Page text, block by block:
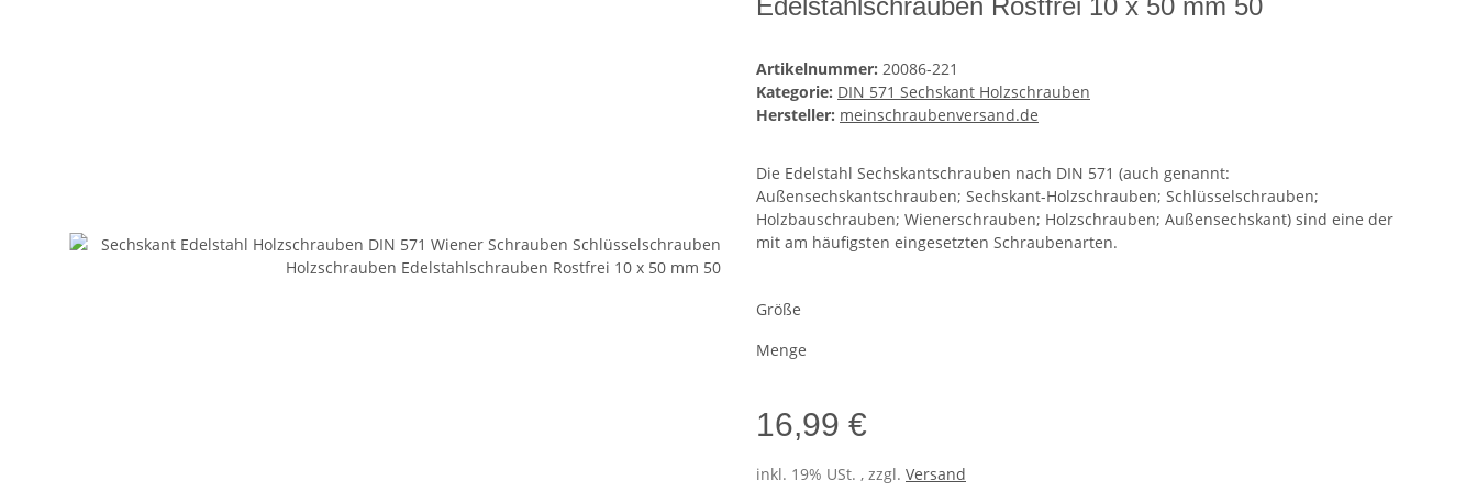
Edelstahlschrauben Rostfrei 10 x 50 mm 50
Artikelnummer: 20086-221
Kategorie: DIN 571 Sechskant Holzschrauben
Hersteller: meinschraubenversand.de
Die Edelstahl Sechskantschrauben nach DIN 571 (auch genannt:
Außensechskantschrauben; Sechskant-Holzschrauben; Schlüsselschrauben;
Holzbauschrauben; Wienerschrauben; Holzschrauben; Außensechskant) sind eine der
mit am häufigsten eingesetzten Schraubenarten.
Größe
Menge
16,99 €
inkl. 19% USt. , zzgl. Versand